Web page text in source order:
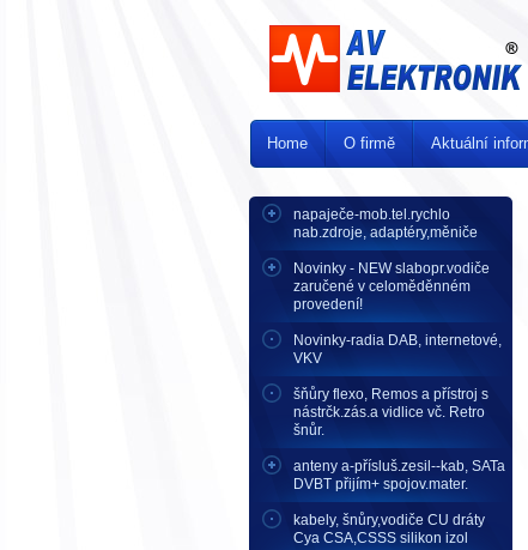
napaječe-mob.tel.rychlo
nab.zdroje, adaptéry,měniče
Novinky - NEW slabopr.vodiče
zaručené v celoměděnném
provedení!
Novinky-radia DAB, internetové,
VKV
šňůry flexo, Remos a přístroj s
nástrčk.zás.a vidlice vč. Retro
šnůr.
anteny a-přísluš.zesil--kab, SATa
DVBT přijím+ spojov.mater.
kabely, šnůry,vodiče CU dráty
Cya CSA,CSSS silikon izol
Home O firmě Aktuální